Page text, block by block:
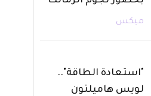
ميكس
"استعادة الطاقة"..
لويس هاميلتون